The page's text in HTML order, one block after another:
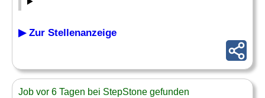
▶ Zur Stellenanzeige
Job vor 6 Tagen bei StepStone gefunden